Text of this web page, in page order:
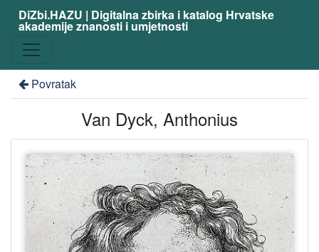
DiZbi.HAZU | Digitalna zbirka i katalog Hrvatske
akademije znanosti i umjetnosti
Povratak
Van Dyck, Anthonius